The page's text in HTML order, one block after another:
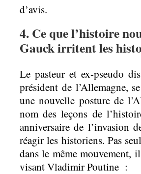
d’avis.
4. Ce que l’histoire
Gauck irritent les
Le pasteur et ex-pseudo
président de l’Allemagne,
une nouvelle posture de
nom des leçons de
anniversaire de l’invasion
réagir les historiens. Pas
dans le même
visant Vladimir Poutine :